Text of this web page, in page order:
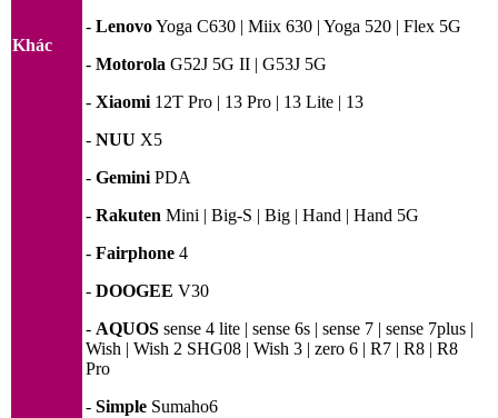
Khác
- LenovoYoga C630 | Miix 630 | Yoga 520 | Flex 5G
- Motorola G52J 5G II | G53J 5G
- Xiaomi 12T Pro | 13 Pro | 13 Lite | 13
- NUU X5
- Gemini PDA
- Rakuten Mini | Big-S | Big | Hand | Hand 5G
- Fairphone 4
- DOOGEE V30
- AQUOS sense 4 lite | sense 6s | sense 7 | sense 7plus |
Wish | Wish 2 SHG08 | Wish 3 | zero 6 | R7 | R8 | R8
Pro
- Simple Sumaho6